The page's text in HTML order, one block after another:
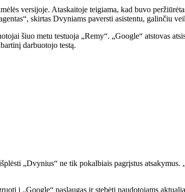
versijoje. Ataskaitoje teigiama, kad buvo
skirtas Dvyniams paversti asistentu, galinčiu
šiuo metu testuoja „Remy“. „Google“ atstovas
darbuotojo testą.
„Dvynius“ ne tik pokalbiais pagrįstus
į „Google“ paslaugas ir stebėti naudotojams